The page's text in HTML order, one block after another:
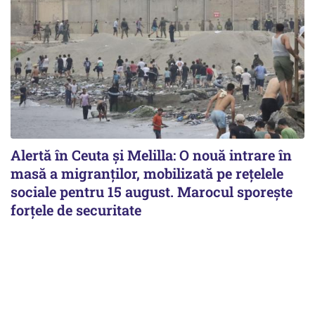
Alertă în Ceuta și Melilla: O nouă intrare în
masă a migranților, mobilizată pe rețelele
sociale pentru 15 august. Marocul sporește
forțele de securitate